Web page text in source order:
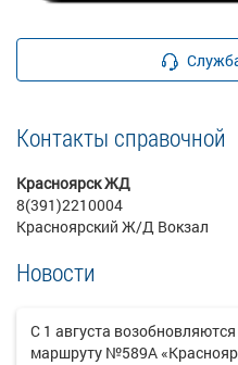
Контакты справочной
Красноярск ЖД
8(391)2210004
Красноярский Ж/Д Вокзал
Новости
С 1 августа
маршруту №589А